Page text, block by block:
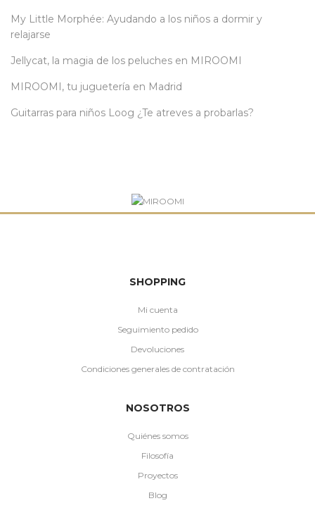
My Little Morphée: Ayudando a los niños a dormir y
relajarse
Jellycat, la magia de los peluches en MIROOMI
MIROOMI, tu juguetería en Madrid
Guitarras para niños Loog ¿Te atreves a probarlas?
SHOPPING
Mi cuenta
Seguimiento pedido
Devoluciones
Condiciones generales de contratación
NOSOTROS
Quiénes somos
Filosofía
Proyectos
Blog